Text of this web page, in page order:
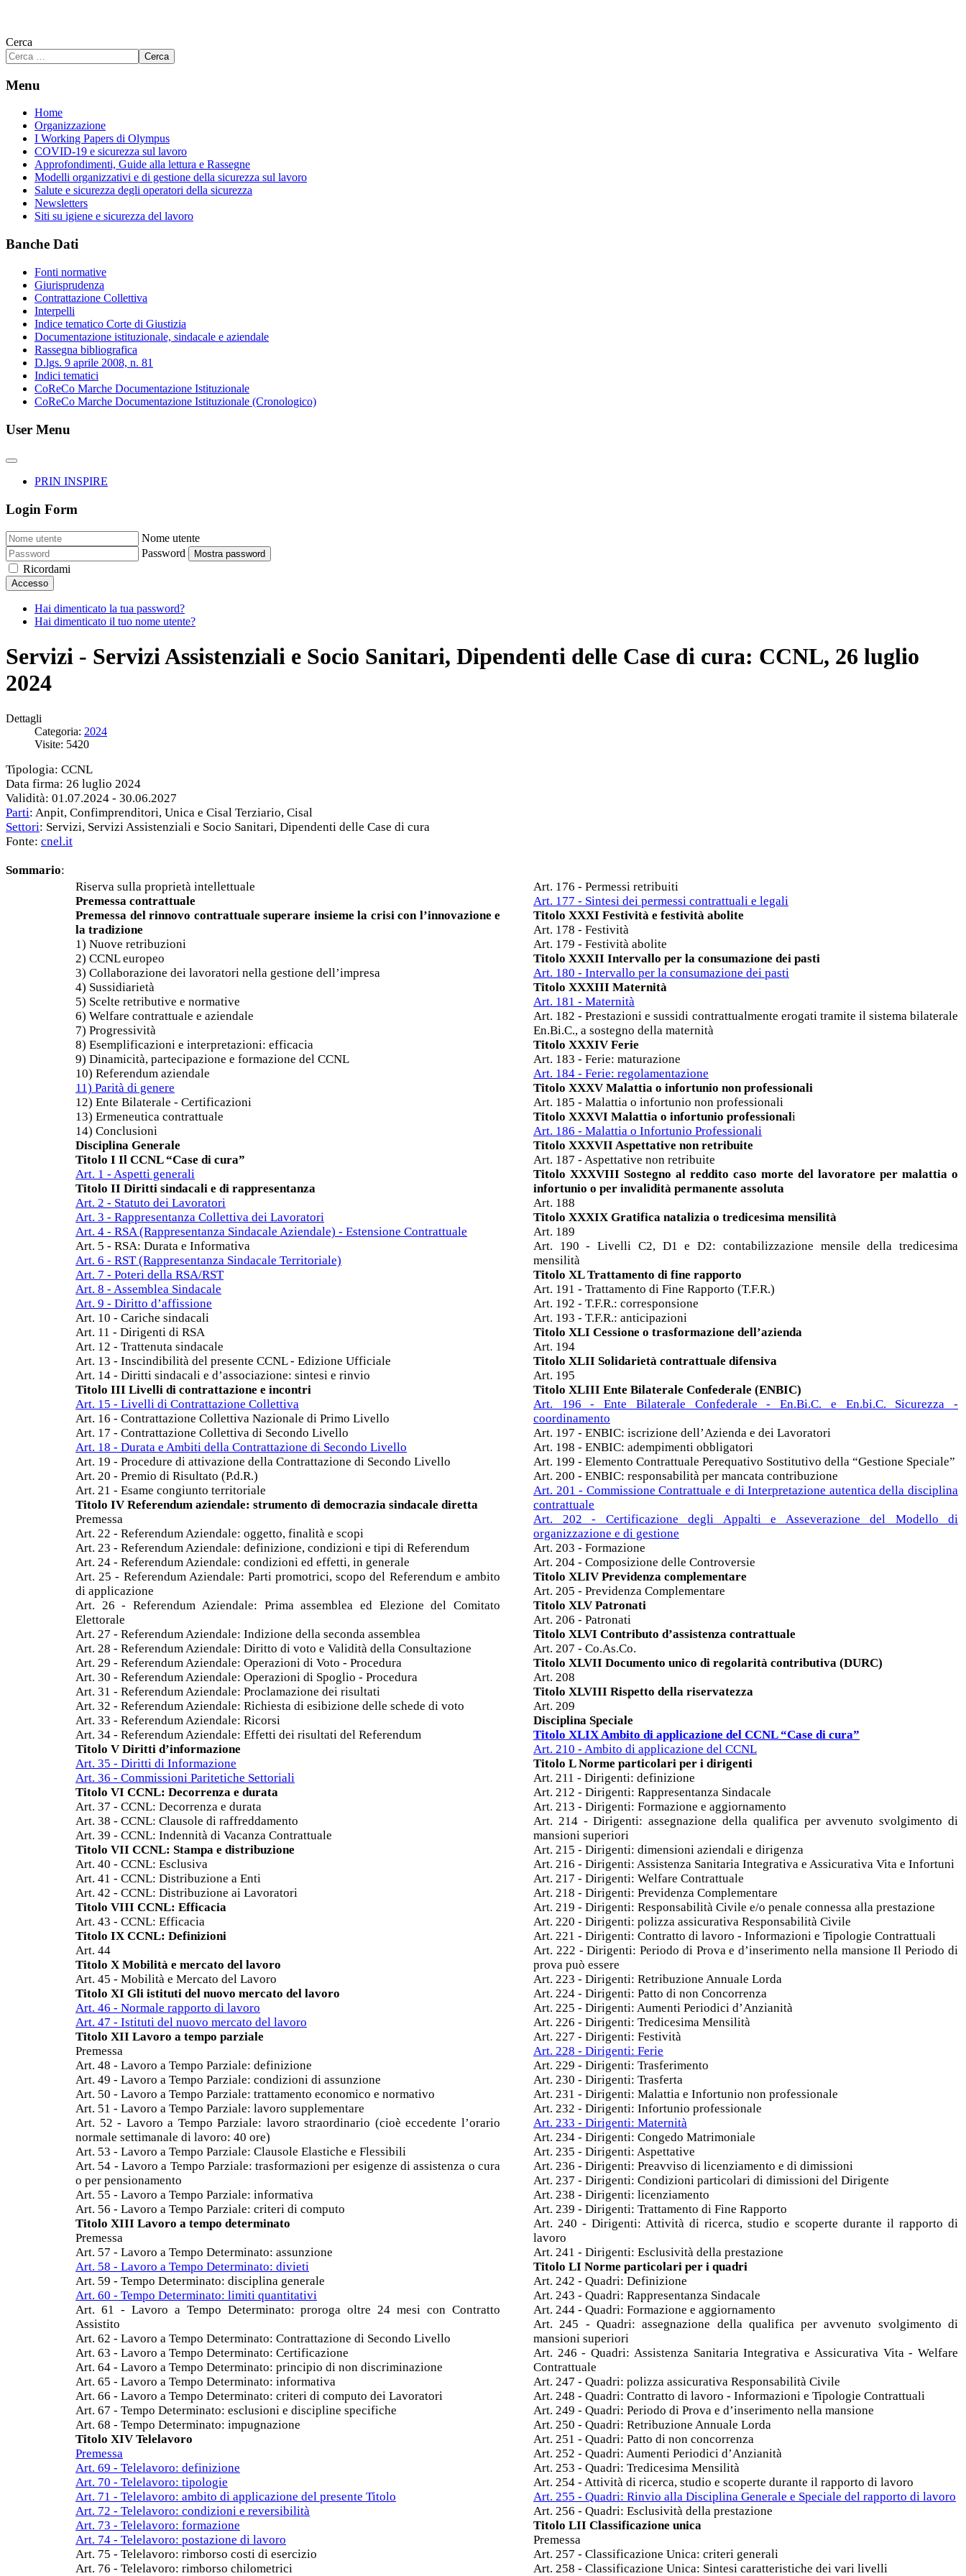
Cerca
Cerca
Menu
Home
Organizzazione
I Working Papers di Olympus
COVID-19 e sicurezza sul lavoro
Approfondimenti, Guide alla lettura e Rassegne
Modelli organizzativi e di gestione della sicurezza sul lavoro
Salute e sicurezza degli operatori della sicurezza
Newsletters
Siti su igiene e sicurezza del lavoro
Banche Dati
Fonti normative
Giurisprudenza
Contrattazione Collettiva
Interpelli
Indice tematico Corte di Giustizia
Documentazione istituzionale, sindacale e aziendale
Rassegna bibliografica
D.lgs. 9 aprile 2008, n. 81
Indici tematici
CoReCo Marche Documentazione Istituzionale
CoReCo Marche Documentazione Istituzionale (Cronologico)
User Menu
PRIN INSPIRE
Login Form
Nome utente
Password
Mostra password
Ricordami
Accesso
Hai dimenticato la tua password?
Hai dimenticato il tuo nome utente?
Servizi - Servizi Assistenziali e Socio Sanitari, Dipendenti delle Case di cura: CCNL, 26 luglio
2024
Dettagli
Categoria: 2024
Visite: 5420
Tipologia: CCNL
Data firma: 26 luglio 2024
Validità: 01.07.2024 - 30.06.2027
Parti: Anpit, Confimprenditori, Unica e Cisal Terziario, Cisal
Settori: Servizi, Servizi Assistenziali e Socio Sanitari, Dipendenti delle Case di cura
Fonte: cnel.it
Sommario:
Riserva sulla proprietà intellettuale
Premessa contrattuale
Premessa del rinnovo contrattuale superare insieme la crisi con l’innovazione e
la tradizione
1) Nuove retribuzioni
2) CCNL europeo
3) Collaborazione dei lavoratori nella gestione dell’impresa
4) Sussidiarietà
5) Scelte retributive e normative
6) Welfare contrattuale e aziendale
7) Progressività
8) Esemplificazioni e interpretazioni: efficacia
9) Dinamicità, partecipazione e formazione del CCNL
10) Referendum aziendale
11) Parità di genere
12) Ente Bilaterale - Certificazioni
13) Ermeneutica contrattuale
14) Conclusioni
Disciplina Generale
Titolo I Il CCNL “Case di cura”
Art. 1 - Aspetti generali
Titolo II Diritti sindacali e di rappresentanza
Art. 2 - Statuto dei Lavoratori
Art. 3 - Rappresentanza Collettiva dei Lavoratori
Art. 4 - RSA (Rappresentanza Sindacale Aziendale) - Estensione Contrattuale
Art. 5 - RSA: Durata e Informativa
Art. 6 - RST (Rappresentanza Sindacale Territoriale)
Art. 7 - Poteri della RSA/RST
Art. 8 - Assemblea Sindacale
Art. 9 - Diritto d’affissione
Art. 10 - Cariche sindacali
Art. 11 - Dirigenti di RSA
Art. 12 - Trattenuta sindacale
Art. 13 - Inscindibilità del presente CCNL - Edizione Ufficiale
Art. 14 - Diritti sindacali e d’associazione: sintesi e rinvio
Titolo III Livelli di contrattazione e incontri
Art. 15 - Livelli di Contrattazione Collettiva
Art. 16 - Contrattazione Collettiva Nazionale di Primo Livello
Art. 17 - Contrattazione Collettiva di Secondo Livello
Art. 18 - Durata e Ambiti della Contrattazione di Secondo Livello
Art. 19 - Procedure di attivazione della Contrattazione di Secondo Livello
Art. 20 - Premio di Risultato (P.d.R.)
Art. 21 - Esame congiunto territoriale
Titolo IV Referendum aziendale: strumento di democrazia sindacale diretta
Premessa
Art. 22 - Referendum Aziendale: oggetto, finalità e scopi
Art. 23 - Referendum Aziendale: definizione, condizioni e tipi di Referendum
Art. 24 - Referendum Aziendale: condizioni ed effetti, in generale
Art. 25 - Referendum Aziendale: Parti promotrici, scopo del Referendum e ambito
di applicazione
Art. 26 - Referendum Aziendale: Prima assemblea ed Elezione del Comitato
Elettorale
Art. 27 - Referendum Aziendale: Indizione della seconda assemblea
Art. 28 - Referendum Aziendale: Diritto di voto e Validità della Consultazione
Art. 29 - Referendum Aziendale: Operazioni di Voto - Procedura
Art. 30 - Referendum Aziendale: Operazioni di Spoglio - Procedura
Art. 31 - Referendum Aziendale: Proclamazione dei risultati
Art. 32 - Referendum Aziendale: Richiesta di esibizione delle schede di voto
Art. 33 - Referendum Aziendale: Ricorsi
Art. 34 - Referendum Aziendale: Effetti dei risultati del Referendum
Titolo V Diritti d’informazione
Art. 35 - Diritti di Informazione
Art. 36 - Commissioni Paritetiche Settoriali
Titolo VI CCNL: Decorrenza e durata
Art. 37 - CCNL: Decorrenza e durata
Art. 38 - CCNL: Clausole di raffreddamento
Art. 39 - CCNL: Indennità di Vacanza Contrattuale
Titolo VII CCNL: Stampa e distribuzione
Art. 40 - CCNL: Esclusiva
Art. 41 - CCNL: Distribuzione a Enti
Art. 42 - CCNL: Distribuzione ai Lavoratori
Titolo VIII CCNL: Efficacia
Art. 43 - CCNL: Efficacia
Titolo IX CCNL: Definizioni
Art. 44
Titolo X Mobilità e mercato del lavoro
Art. 45 - Mobilità e Mercato del Lavoro
Titolo XI Gli istituti del nuovo mercato del lavoro
Art. 46 - Normale rapporto di lavoro
Art. 47 - Istituti del nuovo mercato del lavoro
Titolo XII Lavoro a tempo parziale
Premessa
Art. 48 - Lavoro a Tempo Parziale: definizione
Art. 49 - Lavoro a Tempo Parziale: condizioni di assunzione
Art. 50 - Lavoro a Tempo Parziale: trattamento economico e normativo
Art. 51 - Lavoro a Tempo Parziale: lavoro supplementare
Art. 52 - Lavoro a Tempo Parziale: lavoro straordinario (cioè eccedente l’orario
normale settimanale di lavoro: 40 ore)
Art. 53 - Lavoro a Tempo Parziale: Clausole Elastiche e Flessibili
Art. 54 - Lavoro a Tempo Parziale: trasformazioni per esigenze di assistenza o cura
o per pensionamento
Art. 55 - Lavoro a Tempo Parziale: informativa
Art. 56 - Lavoro a Tempo Parziale: criteri di computo
Titolo XIII Lavoro a tempo determinato
Premessa
Art. 57 - Lavoro a Tempo Determinato: assunzione
Art. 58 - Lavoro a Tempo Determinato: divieti
Art. 59 - Tempo Determinato: disciplina generale
Art. 60 - Tempo Determinato: limiti quantitativi
Art. 61 - Lavoro a Tempo Determinato: proroga oltre 24 mesi con Contratto
Assistito
Art. 62 - Lavoro a Tempo Determinato: Contrattazione di Secondo Livello
Art. 63 - Lavoro a Tempo Determinato: Certificazione
Art. 64 - Lavoro a Tempo Determinato: principio di non discriminazione
Art. 65 - Lavoro a Tempo Determinato: informativa
Art. 66 - Lavoro a Tempo Determinato: criteri di computo dei Lavoratori
Art. 67 - Tempo Determinato: esclusioni e discipline specifiche
Art. 68 - Tempo Determinato: impugnazione
Titolo XIV Telelavoro
Premessa
Art. 69 - Telelavoro: definizione
Art. 70 - Telelavoro: tipologie
Art. 71 - Telelavoro: ambito di applicazione del presente Titolo
Art. 72 - Telelavoro: condizioni e reversibilità
Art. 73 - Telelavoro: formazione
Art. 74 - Telelavoro: postazione di lavoro
Art. 75 - Telelavoro: rimborso costi di esercizio
Art. 76 - Telelavoro: rimborso chilometrici
Art. 176 - Permessi retribuiti
Art. 177 - Sintesi dei permessi contrattuali e legali
Titolo XXXI Festività e festività abolite
Art. 178 - Festività
Art. 179 - Festività abolite
Titolo XXXII Intervallo per la consumazione dei pasti
Art. 180 - Intervallo per la consumazione dei pasti
Titolo XXXIII Maternità
Art. 181 - Maternità
Art. 182 - Prestazioni e sussidi contrattualmente erogati tramite il sistema bilaterale
En.Bi.C., a sostegno della maternità
Titolo XXXIV Ferie
Art. 183 - Ferie: maturazione
Art. 184 - Ferie: regolamentazione
Titolo XXXV Malattia o infortunio non professionali
Art. 185 - Malattia o infortunio non professionali
Titolo XXXVI Malattia o infortunio professionali
Art. 186 - Malattia o Infortunio Professionali
Titolo XXXVII Aspettative non retribuite
Art. 187 - Aspettative non retribuite
Titolo XXXVIII Sostegno al reddito caso morte del lavoratore per malattia o
infortunio o per invalidità permanente assoluta
Art. 188
Titolo XXXIX Gratifica natalizia o tredicesima mensilità
Art. 189
Art. 190 - Livelli C2, D1 e D2: contabilizzazione mensile della tredicesima
mensilità
Titolo XL Trattamento di fine rapporto
Art. 191 - Trattamento di Fine Rapporto (T.F.R.)
Art. 192 - T.F.R.: corresponsione
Art. 193 - T.F.R.: anticipazioni
Titolo XLI Cessione o trasformazione dell’azienda
Art. 194
Titolo XLII Solidarietà contrattuale difensiva
Art. 195
Titolo XLIII Ente Bilaterale Confederale (ENBIC)
Art. 196 - Ente Bilaterale Confederale - En.Bi.C. e En.bi.C. Sicurezza -
coordinamento
Art. 197 - ENBIC: iscrizione dell’Azienda e dei Lavoratori
Art. 198 - ENBIC: adempimenti obbligatori
Art. 199 - Elemento Contrattuale Perequativo Sostitutivo della “Gestione Speciale”
Art. 200 - ENBIC: responsabilità per mancata contribuzione
Art. 201 - Commissione Contrattuale e di Interpretazione autentica della disciplina
contrattuale
Art. 202 - Certificazione degli Appalti e Asseverazione del Modello di
organizzazione e di gestione
Art. 203 - Formazione
Art. 204 - Composizione delle Controversie
Titolo XLIV Previdenza complementare
Art. 205 - Previdenza Complementare
Titolo XLV Patronati
Art. 206 - Patronati
Titolo XLVI Contributo d’assistenza contrattuale
Art. 207 - Co.As.Co.
Titolo XLVII Documento unico di regolarità contributiva (DURC)
Art. 208
Titolo XLVIII Rispetto della riservatezza
Art. 209
Disciplina Speciale
Titolo XLIX Ambito di applicazione del CCNL “Case di cura”
Art. 210 - Ambito di applicazione del CCNL
Titolo L Norme particolari per i dirigenti
Art. 211 - Dirigenti: definizione
Art. 212 - Dirigenti: Rappresentanza Sindacale
Art. 213 - Dirigenti: Formazione e aggiornamento
Art. 214 - Dirigenti: assegnazione della qualifica per avvenuto svolgimento di
mansioni superiori
Art. 215 - Dirigenti: dimensioni aziendali e dirigenza
Art. 216 - Dirigenti: Assistenza Sanitaria Integrativa e Assicurativa Vita e Infortuni
Art. 217 - Dirigenti: Welfare Contrattuale
Art. 218 - Dirigenti: Previdenza Complementare
Art. 219 - Dirigenti: Responsabilità Civile e/o penale connessa alla prestazione
Art. 220 - Dirigenti: polizza assicurativa Responsabilità Civile
Art. 221 - Dirigenti: Contratto di lavoro - Informazioni e Tipologie Contrattuali
Art. 222 - Dirigenti: Periodo di Prova e d’inserimento nella mansione Il Periodo di
prova può essere
Art. 223 - Dirigenti: Retribuzione Annuale Lorda
Art. 224 - Dirigenti: Patto di non Concorrenza
Art. 225 - Dirigenti: Aumenti Periodici d’Anzianità
Art. 226 - Dirigenti: Tredicesima Mensilità
Art. 227 - Dirigenti: Festività
Art. 228 - Dirigenti: Ferie
Art. 229 - Dirigenti: Trasferimento
Art. 230 - Dirigenti: Trasferta
Art. 231 - Dirigenti: Malattia e Infortunio non professionale
Art. 232 - Dirigenti: Infortunio professionale
Art. 233 - Dirigenti: Maternità
Art. 234 - Dirigenti: Congedo Matrimoniale
Art. 235 - Dirigenti: Aspettative
Art. 236 - Dirigenti: Preavviso di licenziamento e di dimissioni
Art. 237 - Dirigenti: Condizioni particolari di dimissioni del Dirigente
Art. 238 - Dirigenti: licenziamento
Art. 239 - Dirigenti: Trattamento di Fine Rapporto
Art. 240 - Dirigenti: Attività di ricerca, studio e scoperte durante il rapporto di
lavoro
Art. 241 - Dirigenti: Esclusività della prestazione
Titolo LI Norme particolari per i quadri
Art. 242 - Quadri: Definizione
Art. 243 - Quadri: Rappresentanza Sindacale
Art. 244 - Quadri: Formazione e aggiornamento
Art. 245 - Quadri: assegnazione della qualifica per avvenuto svolgimento di
mansioni superiori
Art. 246 - Quadri: Assistenza Sanitaria Integrativa e Assicurativa Vita - Welfare
Contrattuale
Art. 247 - Quadri: polizza assicurativa Responsabilità Civile
Art. 248 - Quadri: Contratto di lavoro - Informazioni e Tipologie Contrattuali
Art. 249 - Quadri: Periodo di Prova e d’inserimento nella mansione
Art. 250 - Quadri: Retribuzione Annuale Lorda
Art. 251 - Quadri: Patto di non concorrenza
Art. 252 - Quadri: Aumenti Periodici d’Anzianità
Art. 253 - Quadri: Tredicesima Mensilità
Art. 254 - Attività di ricerca, studio e scoperte durante il rapporto di lavoro
Art. 255 - Quadri: Rinvio alla Disciplina Generale e Speciale del rapporto di lavoro
Art. 256 - Quadri: Esclusività della prestazione
Titolo LII Classificazione unica
Premessa
Art. 257 - Classificazione Unica: criteri generali
Art. 258 - Classificazione Unica: Sintesi caratteristiche dei vari livelli